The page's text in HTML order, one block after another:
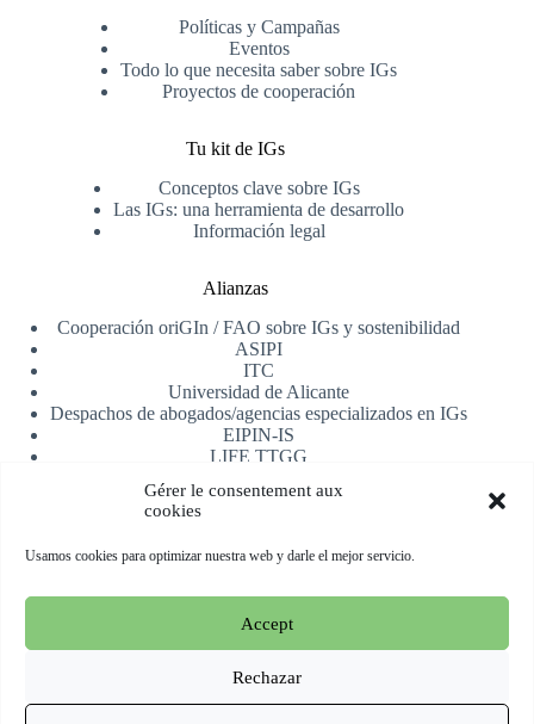
Gérer le consentement aux
cookies
Usamos cookies para optimizar nuestra web y darle el mejor servicio.
Accept
Rechazar
Políticas y Campañas
Eventos
Todo lo que necesita saber sobre IGs
Proyectos de cooperación
Tu kit de IGs
Conceptos clave sobre IGs
Las IGs: una herramienta de desarrollo
Información legal
Alianzas
Cooperación oriGIn / FAO sobre IGs y sostenibilidad
ASIPI
ITC
Universidad de Alicante
Despachos de abogados/agencias especializados en IGs
EIPIN-IS
LIFE TTGG
Registrarse
Copyright © 2026 oriGIn | Organization for an International
Geographical Indications Network -Web alojada y manejada